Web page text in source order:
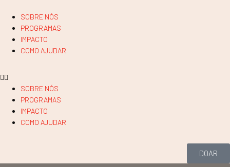
SOBRE NÓS
PROGRAMAS
IMPACTO
COMO AJUDAR
SOBRE NÓS
PROGRAMAS
IMPACTO
COMO AJUDAR
DOAR